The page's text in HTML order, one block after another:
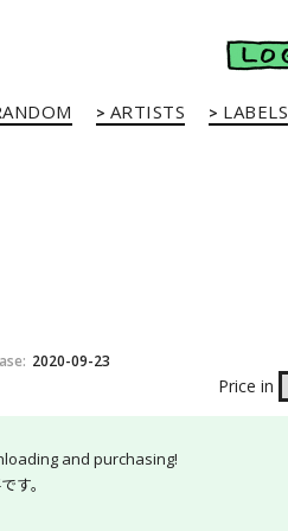
ARTISTS LABELS
2020-09-23
Price in
and purchasing!
す。